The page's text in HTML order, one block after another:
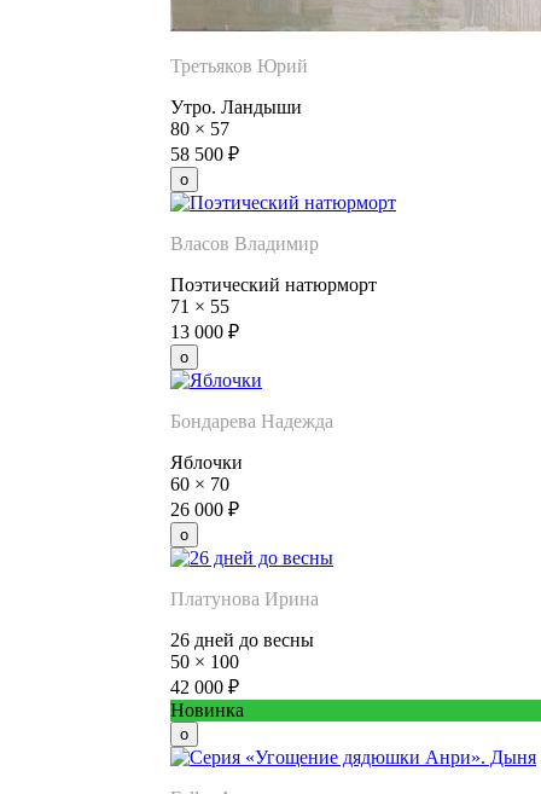
Третьяков Юрий
Утро. Ландыши
80 × 57
58 500 ₽
Власов Владимир
Поэтический натюрморт
71 × 55
13 000 ₽
Бондарева Надежда
Яблочки
60 × 70
26 000 ₽
Платунова Ирина
26 дней до весны
50 × 100
42 000 ₽
Новинка